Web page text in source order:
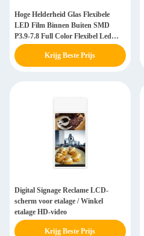
Hoge Helderheid Glas Flexibele
LED Film Binnen Buiten SMD
P3.9-7.8 Full Color Flexibel Led
Scherm Wand
Krijg Beste Prijs
Digital Signage Reclame LCD-
scherm voor etalage / Winkel
etalage HD-video
Krijg Beste Prijs